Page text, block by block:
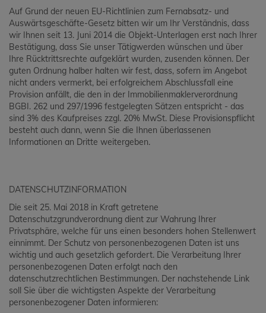
Auf Grund der neuen EU-Richtlinien zum Fernabsatz- und
Auswärtsgeschäfte-Gesetz bitten wir um Ihr Verständnis, dass
wir Ihnen seit 13. Juni 2014 die Objekt-Unterlagen erst nach Ihrer
Bestätigung, dass Sie unser Tätigwerden wünschen und über
Ihre Rücktrittsrechte aufgeklärt wurden, zusenden können. Der
guten Ordnung halber halten wir fest, dass, sofern im Angebot
nicht anders vermerkt, bei erfolgreichem Abschlussfall eine
Provision anfällt, die den in der Immobilienmaklerverordnung
BGBI. 262 und 297/1996 festgelegten Sätzen entspricht - das
sind 3% des Kaufpreises zzgl. 20% MwSt. Diese Provisionspflicht
besteht auch dann, wenn Sie die Ihnen überlassenen
Informationen an Dritte weitergeben.
DATENSCHUTZINFORMATION
Die seit 25. Mai 2018 in Kraft getretene
Datenschutzgrundverordnung dient zur Wahrung Ihrer
Privatsphäre, welche für uns einen besonders hohen Stellenwert
einnimmt. Der Schutz von personenbezogenen Daten ist uns
wichtig und auch gesetzlich gefordert. Die Verarbeitung Ihrer
personenbezogenen Daten erfolgt nach den
datenschutzrechtlichen Bestimmungen. Der nachstehende Link
soll Sie über die wichtigsten Aspekte der Verarbeitung
personenbezogener Daten informieren: